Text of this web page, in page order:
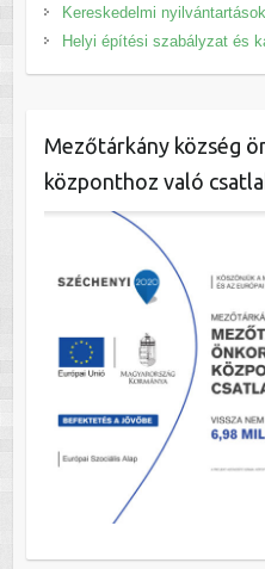
Kereskedelmi nyilvántartások
Helyi építési szabályzat és
Mezőtárkány község
központhoz való